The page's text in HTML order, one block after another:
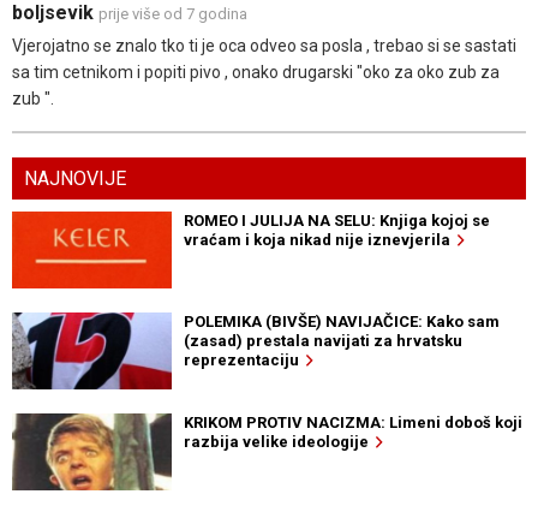
boljsevik prije više od 7 godina
Vjerojatno se znalo tko ti je oca odveo sa posla , trebao si se sastati
sa tim cetnikom i popiti pivo , onako drugarski "oko za oko zub za
zub ".
NAJNOVIJE
ROMEO I JULIJA NA SELU: Knjiga kojoj se
vraćam i koja nikad nije iznevjerila
POLEMIKA (BIVŠE) NAVIJAČICE: Kako sam
(zasad) prestala navijati za hrvatsku
reprezentaciju
KRIKOM PROTIV NACIZMA: Limeni doboš koji
razbija velike ideologije